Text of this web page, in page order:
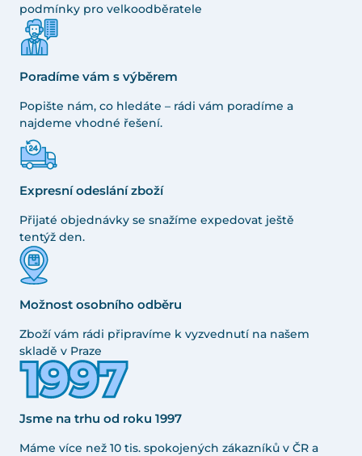
podmínky pro velkoodběratele
Poradíme vám s výběrem
Popište nám, co hledáte – rádi vám poradíme a
najdeme vhodné řešení.
Expresní odeslání zboží
Přijaté objednávky se snažíme expedovat ještě
tentýž den.
Možnost osobního odběru
Zboží vám rádi připravíme k vyzvednutí na našem
skladě v Praze
Jsme na trhu od roku 1997
Máme více než 10 tis. spokojených zákazníků v ČR a